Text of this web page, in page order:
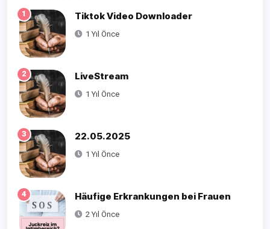
1 Tiktok Video Downloader
1 Yıl Önce
2 LiveStream
1 Yıl Önce
3 22.05.2025
1 Yıl Önce
4 Häufige Erkrankungen bei Frauen
2 Yıl Önce